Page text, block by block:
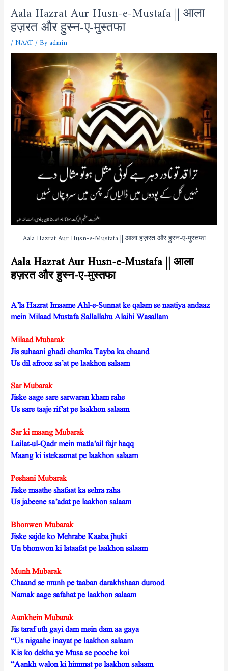
Aala Hazrat Aur Husn-e-Mustafa || आला
हज़रत और हुस्न-ए-मुस्तफा
/NAAT/ Byadmin
Aala Hazrat Aur Husn-e-Mustafa || आला हज़रत और हुस्न-ए-मुस्तफा
Aala Hazrat Aur Husn-e-Mustafa || आला
हज़रत और हुस्न-ए-मुस्तफा
A’la Hazrat Imaame Ahl-e-Sunnat ke qalam se naatiya andaaz
mein Milaad Mustafa Sallallahu Alaihi Wasallam
Milaad Mubarak
Jis suhaani ghadi chamka Tayba ka chaand
Us dil afrooz sa’at pe laakhon salaam
Sar Mubarak
Jiske aage sare sarwaran kham rahe
Us sare taaje rif’at pe laakhon salaam
Sar ki maang Mubarak
Lailat-ul-Qadr mein matla’ail fajr haqq
Maang ki istekaamat pe laakhon salaam
Peshani Mubarak
Jiske maathe shafaat ka sehra raha
Us jabeene sa’adat pe laakhon salaam
Bhonwen Mubarak
Jiske sajde ko Mehrabe Kaaba jhuki
Un bhonwon ki lataafat pe laakhon salaam
Munh Mubarak
Chaand se munh pe taaban darakhshaan durood
Namak aage safahat pe laakhon salaam
Aankhein Mubarak
Jis taraf uth gayi dam mein dam aa gaya
“Us nigaahe inayat pe laakhon salaam
Kis ko dekha ye Musa se pooche koi
“Aankh walon ki himmat pe laakhon salaam